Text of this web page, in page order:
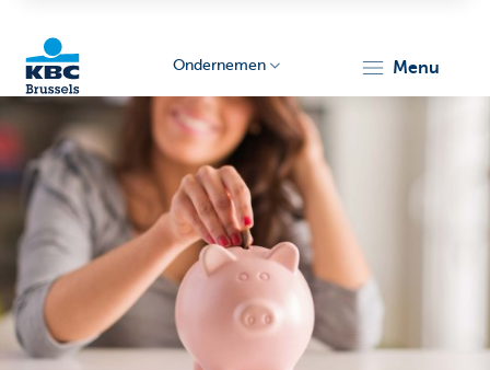
Ondernemers
Ondernemen menu